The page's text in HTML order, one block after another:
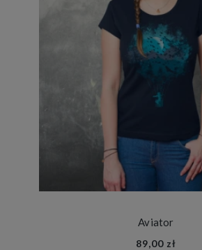
Aviator
89,00 zł